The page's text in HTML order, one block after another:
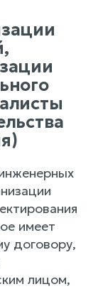
имеет
договору,
лицом,